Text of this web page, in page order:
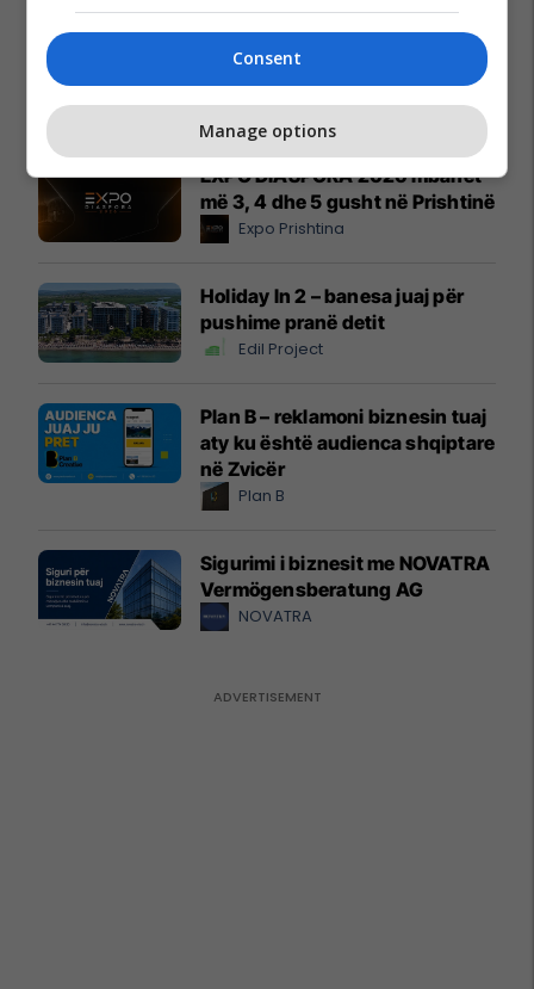
Promo Reklamo këtu
EXPO DIASPORA 2026 mbahet
më 3, 4 dhe 5 gusht në Prishtinë
Expo Prishtina
Holiday In 2 – banesa juaj për
pushime pranë detit
Edil Project
Plan B – reklamoni biznesin tuaj
aty ku është audienca shqiptare
në Zvicër
Plan B
Sigurimi i biznesit me NOVATRA
Vermögensberatung AG
NOVATRA
Consent
Manage options